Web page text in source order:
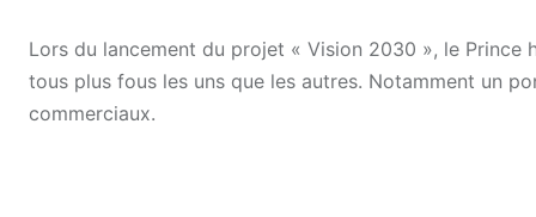
Lors du lancement du projet « Vision 2030 », le
tous plus fous les uns que les autres. Notamment un
commerciaux.